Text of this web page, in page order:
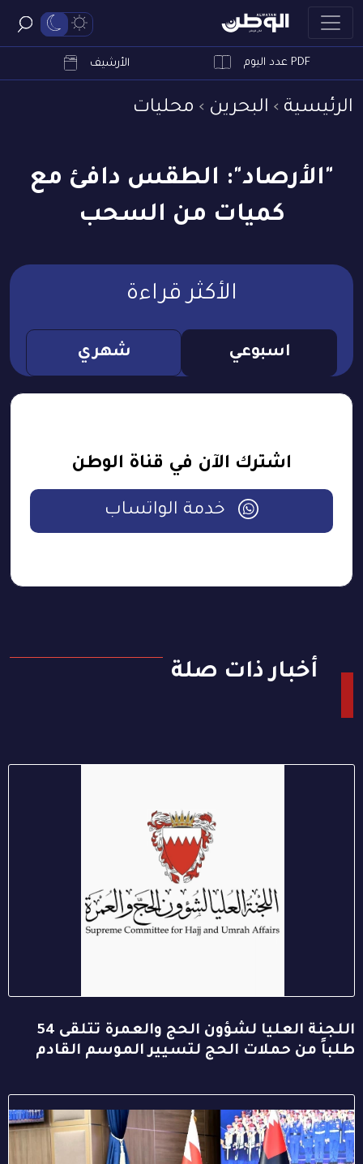
PDF عدد اليوم الأرشيف
الرئيسية البحرين محليات
"الأرصاد": الطقس دافئ مع
كميات من السحب
الأكثر قراءة
اسبوعي شهري
اشترك الآن في قناة الوطن
خدمة الواتساب
أخبار ذات صلة
اللجنة العليا لشؤون الحج والعمرة تتلقى 54
طلباً من حملات الحج لتسيير الموسم القادم